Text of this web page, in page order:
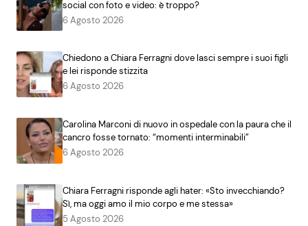
social con foto e video: è troppo?
6 Agosto 2026
Chiedono a Chiara Ferragni dove lasci sempre i suoi figli
e lei risponde stizzita
6 Agosto 2026
Carolina Marconi di nuovo in ospedale con la paura che il
cancro fosse tornato: “momenti interminabili”
6 Agosto 2026
Chiara Ferragni risponde agli hater: «Sto invecchiando?
Sì, ma oggi amo il mio corpo e me stessa»
5 Agosto 2026